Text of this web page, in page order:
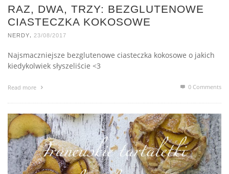
RAZ, DWA, TRZY: BEZGLUTENOWE
CIASTECZKA KOKOSOWE
NERDY 23/08/2017
Najsmaczniejsze bezglutenowe ciasteczka kokosowe o jakich
kiedykolwiek słyszeliście <3
Read more 0 Comments